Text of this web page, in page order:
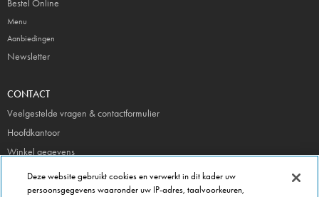
Bestel Online
Menu
Aanbiedingen
Newsletter
CONTACT
Veelgestelde vragen & contactformulier
Hoofdkantoor
Winkel gegevens
Beheer je voorkeuren
Deze website gebruikt cookies en verwerkt in dit kader uw
persoonsgegevens waaronder uw IP-adres, taalvoorkeuren,